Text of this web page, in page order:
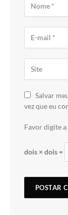
Salvar
vez que eu
Favor digite
dois × dois =